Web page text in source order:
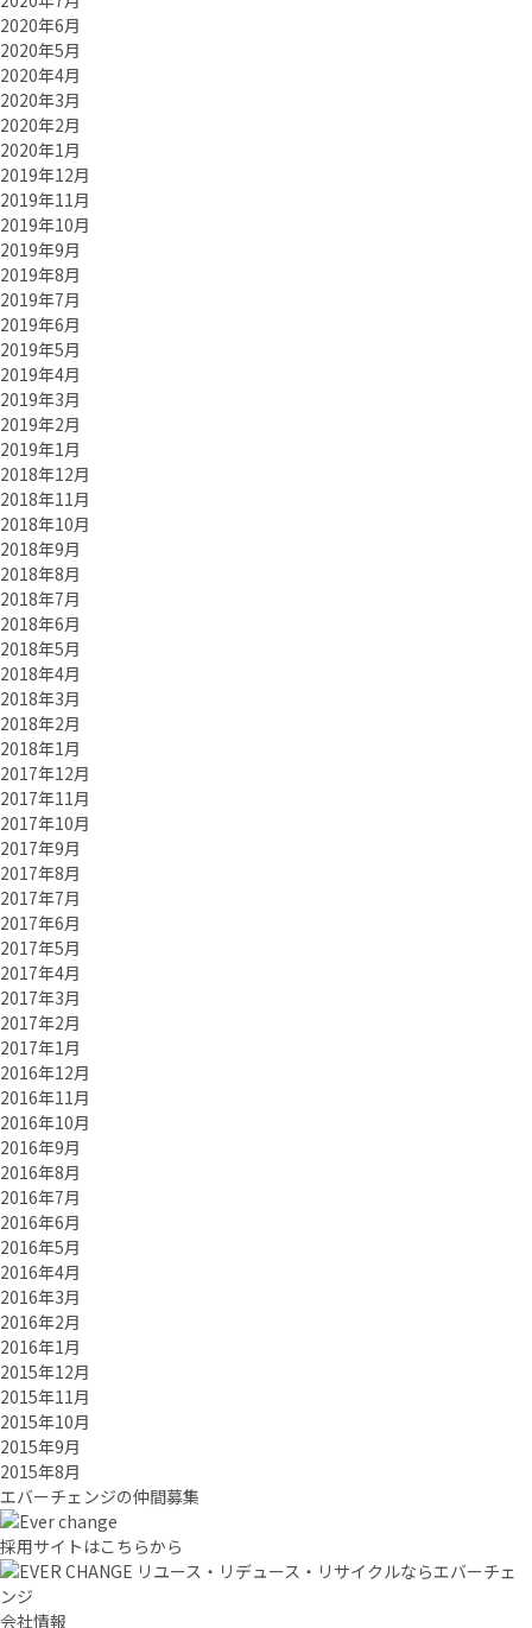
2020年6月
2020年5月
2020年4月
2020年3月
2020年2月
2020年1月
2019年12月
2019年11月
2019年10月
2019年9月
2019年8月
2019年7月
2019年6月
2019年5月
2019年4月
2019年3月
2019年2月
2019年1月
2018年12月
2018年11月
2018年10月
2018年9月
2018年8月
2018年7月
2018年6月
2018年5月
2018年4月
2018年3月
2018年2月
2018年1月
2017年12月
2017年11月
2017年10月
2017年9月
2017年8月
2017年7月
2017年6月
2017年5月
2017年4月
2017年3月
2017年2月
2017年1月
2016年12月
2016年11月
2016年10月
2016年9月
2016年8月
2016年7月
2016年6月
2016年5月
2016年4月
2016年3月
2016年2月
2016年1月
2015年12月
2015年11月
2015年10月
2015年9月
2015年8月
エバーチェ ンジの仲間募集
採用サイトはこちらから
リユース・リデュース・リサイクルならエバーチェ
ンジ
会社情報